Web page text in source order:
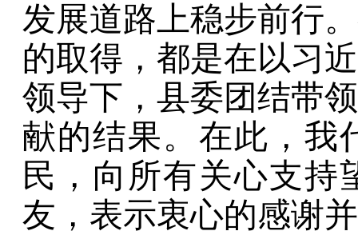
发展道路上稳步前行。
的取得，都是在以习
领导下，县委团结带
献的结果。 在此，我
民，向所有关心支持
友，表示衷心的感谢